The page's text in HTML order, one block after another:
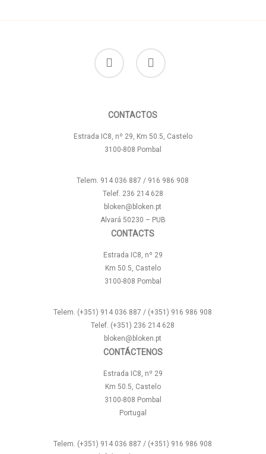
facebook instagram
CONTACTOS
Estrada IC8, nº 29, Km 50.5, Castelo
3100-808 Pombal
Telem. 914 036 887 / 916 986 908
Telef. 236 214 628
bloken@bloken.pt
Alvará 50230 – PUB
CONTACTS
Estrada IC8, nº 29
Km 50.5, Castelo
3100-808 Pombal
Telem. (+351) 914 036 887 / (+351) 916 986 908
Telef. (+351) 236 214 628
bloken@bloken.pt
CONTÁCTENOS
Estrada IC8, nº 29
Km 50.5, Castelo
3100-808 Pombal
Portugal
Telem. (+351) 914 036 887 / (+351) 916 986 908